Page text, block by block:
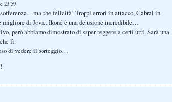
23:59
che felicità! Troppi errori in attacco, Cabral in
migliore di Jovic. Ikoné è una delusione incredibile…
però abbiamo dimostrato di saper reggere a certi urti. Sarà una
lì.
di vedere il sorteggio…